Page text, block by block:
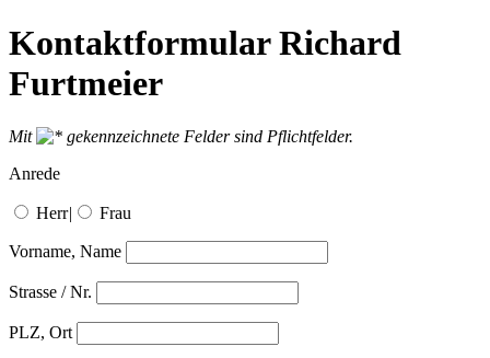
Kontaktformular Richard
Furtmeier
Mit
gekennzeichnete Felder sind Pflichtfelder.
Anrede
Herr| Frau
Vorname, Name
Strasse / Nr.
PLZ, Ort